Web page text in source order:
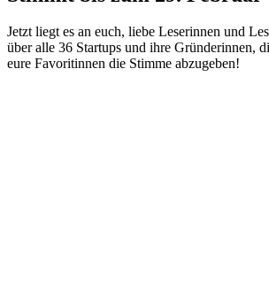
Jetzt liegt es an euch, liebe Leserinnen und
über alle 36 Startups und ihre Gründerinnen,
eure Favoritinnen die Stimme abzugeben!